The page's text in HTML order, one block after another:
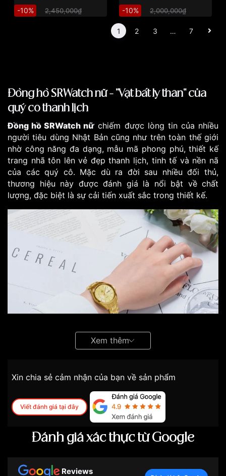
-10% 2,450,000₫ -10% 2,000,000₫
1 2 3 … 7
Đồng hồ SRWatch nữ - “Vật bất ly thân" của
quý cô thanh lịch
Đồng hồ SRWatch nữ chiếm được lòng tin của nhiều
người tiêu dùng Nhật Bản cũng như trên toàn thế giới
nhờ công năng đa dạng, mẫu mã phong phú, thiết kế
trang nhã tôn lên vẻ đẹp thanh lịch, tinh tế và nền nã
của các quý cô. Mặc dù ra đời sau nhiều đối thủ,
thương hiệu này được đánh giá là nổi bật về chất
lượng, đặc biệt là sự cải tiến xuất sắc trong thiết kế.
ấn tượng
Đồng hồ nữ SRWatch được ưu ái bởi các quý
cô thanh lịch
Điểm nổi bật nhất ở thương hiệu đồng hồ SRWatch
chịu. Khách hàng nữ sở hữu một chiếc đồng hồ nhà SR
Xem thêm
Xin chia sẻ cảm nhận của bạn về sản phẩm
Viết đánh giá tại đây
Đánh giá xác thực từ Google
Reviews